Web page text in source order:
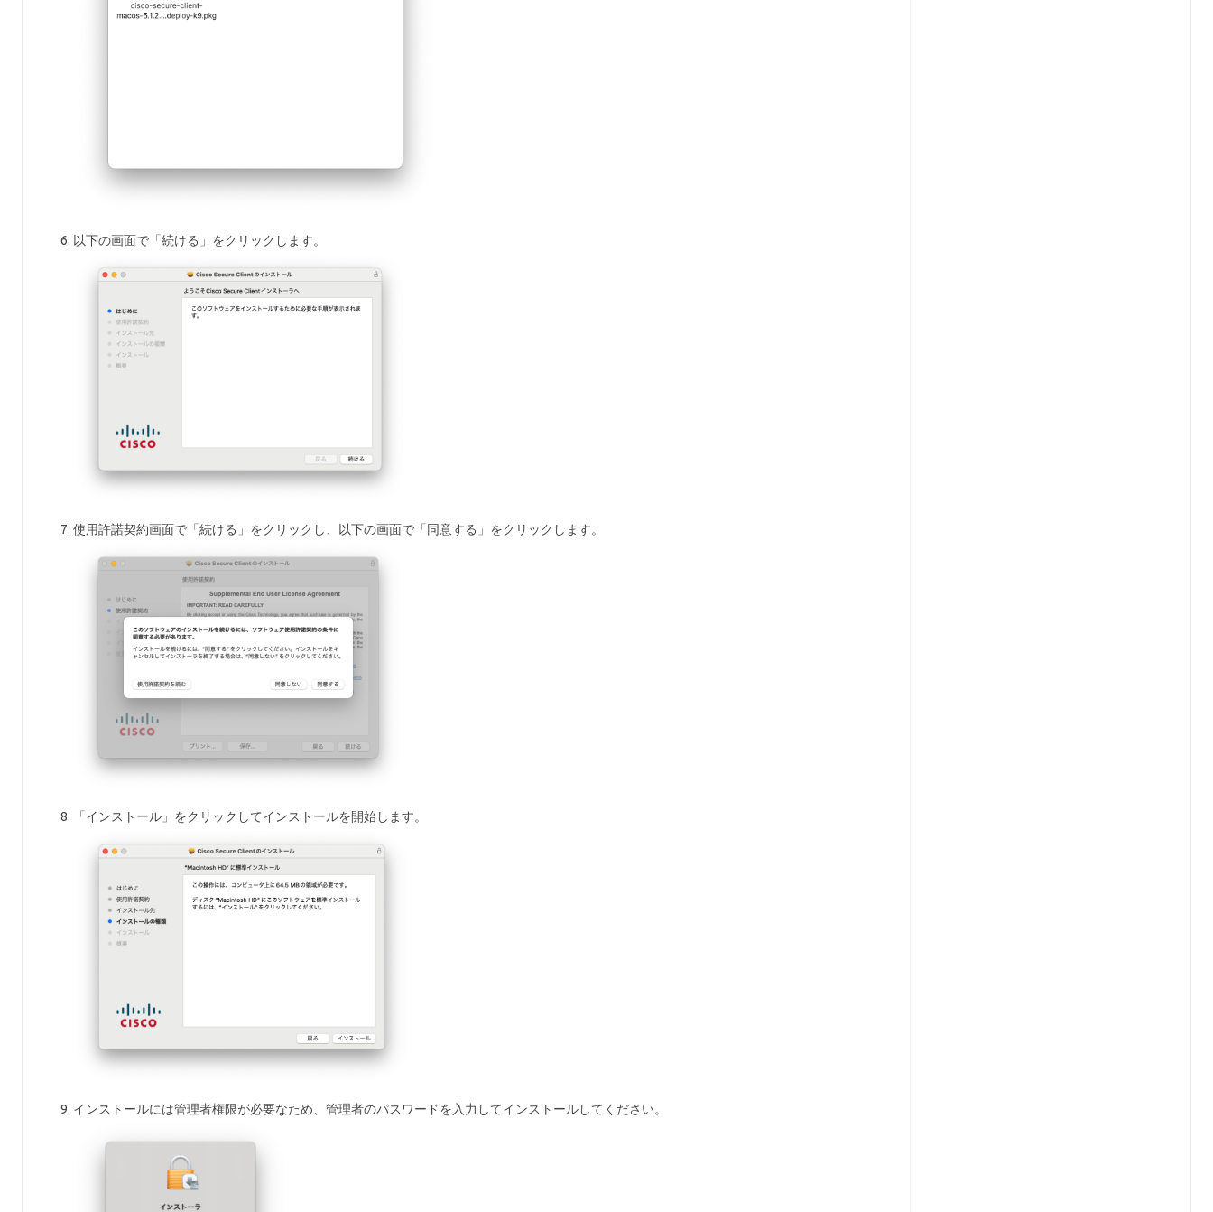
以下の画面で「続ける」をクリックします。
使用許諾契約画面で「続ける」をクリックし、以下の画面で「同意する」をクリックします。
「インストール」をクリックしてインストールを開始します。
インストールには管理者権限が必要なため、管理者のパスワードを入力してインストールしてください。